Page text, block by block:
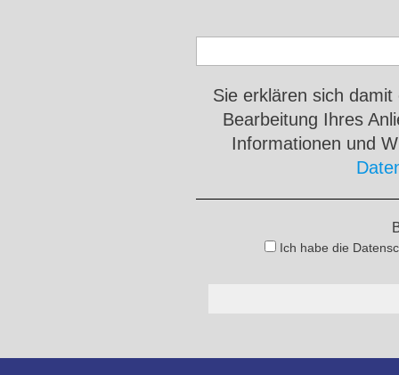
Sie erklären sich
Bearbeitung Ihres
Informationen und
Ich habe die